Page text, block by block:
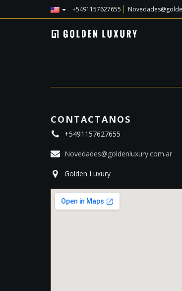
+5491157627655
CONTACTANOS
+5491157627655
Novedades@goldenluxury.com.ar
Golden Luxury